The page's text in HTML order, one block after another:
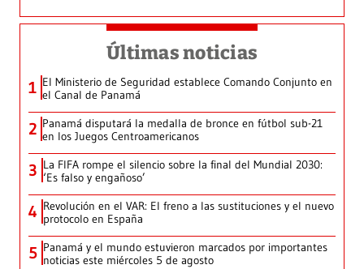
Últimas noticias
1 El Ministerio de Seguridad establece Comando Conjunto en
el Canal de Panamá
2 Panamá disputará la medalla de bronce en fútbol sub-21
en los Juegos Centroamericanos
3 La FIFA rompe el silencio sobre la final del Mundial 2030:
‘Es falso y engañoso’
4 Revolución en el VAR: El freno a las sustituciones y el nuevo
protocolo en España
5 Panamá y el mundo estuvieron marcados por importantes
noticias este miércoles 5 de agosto